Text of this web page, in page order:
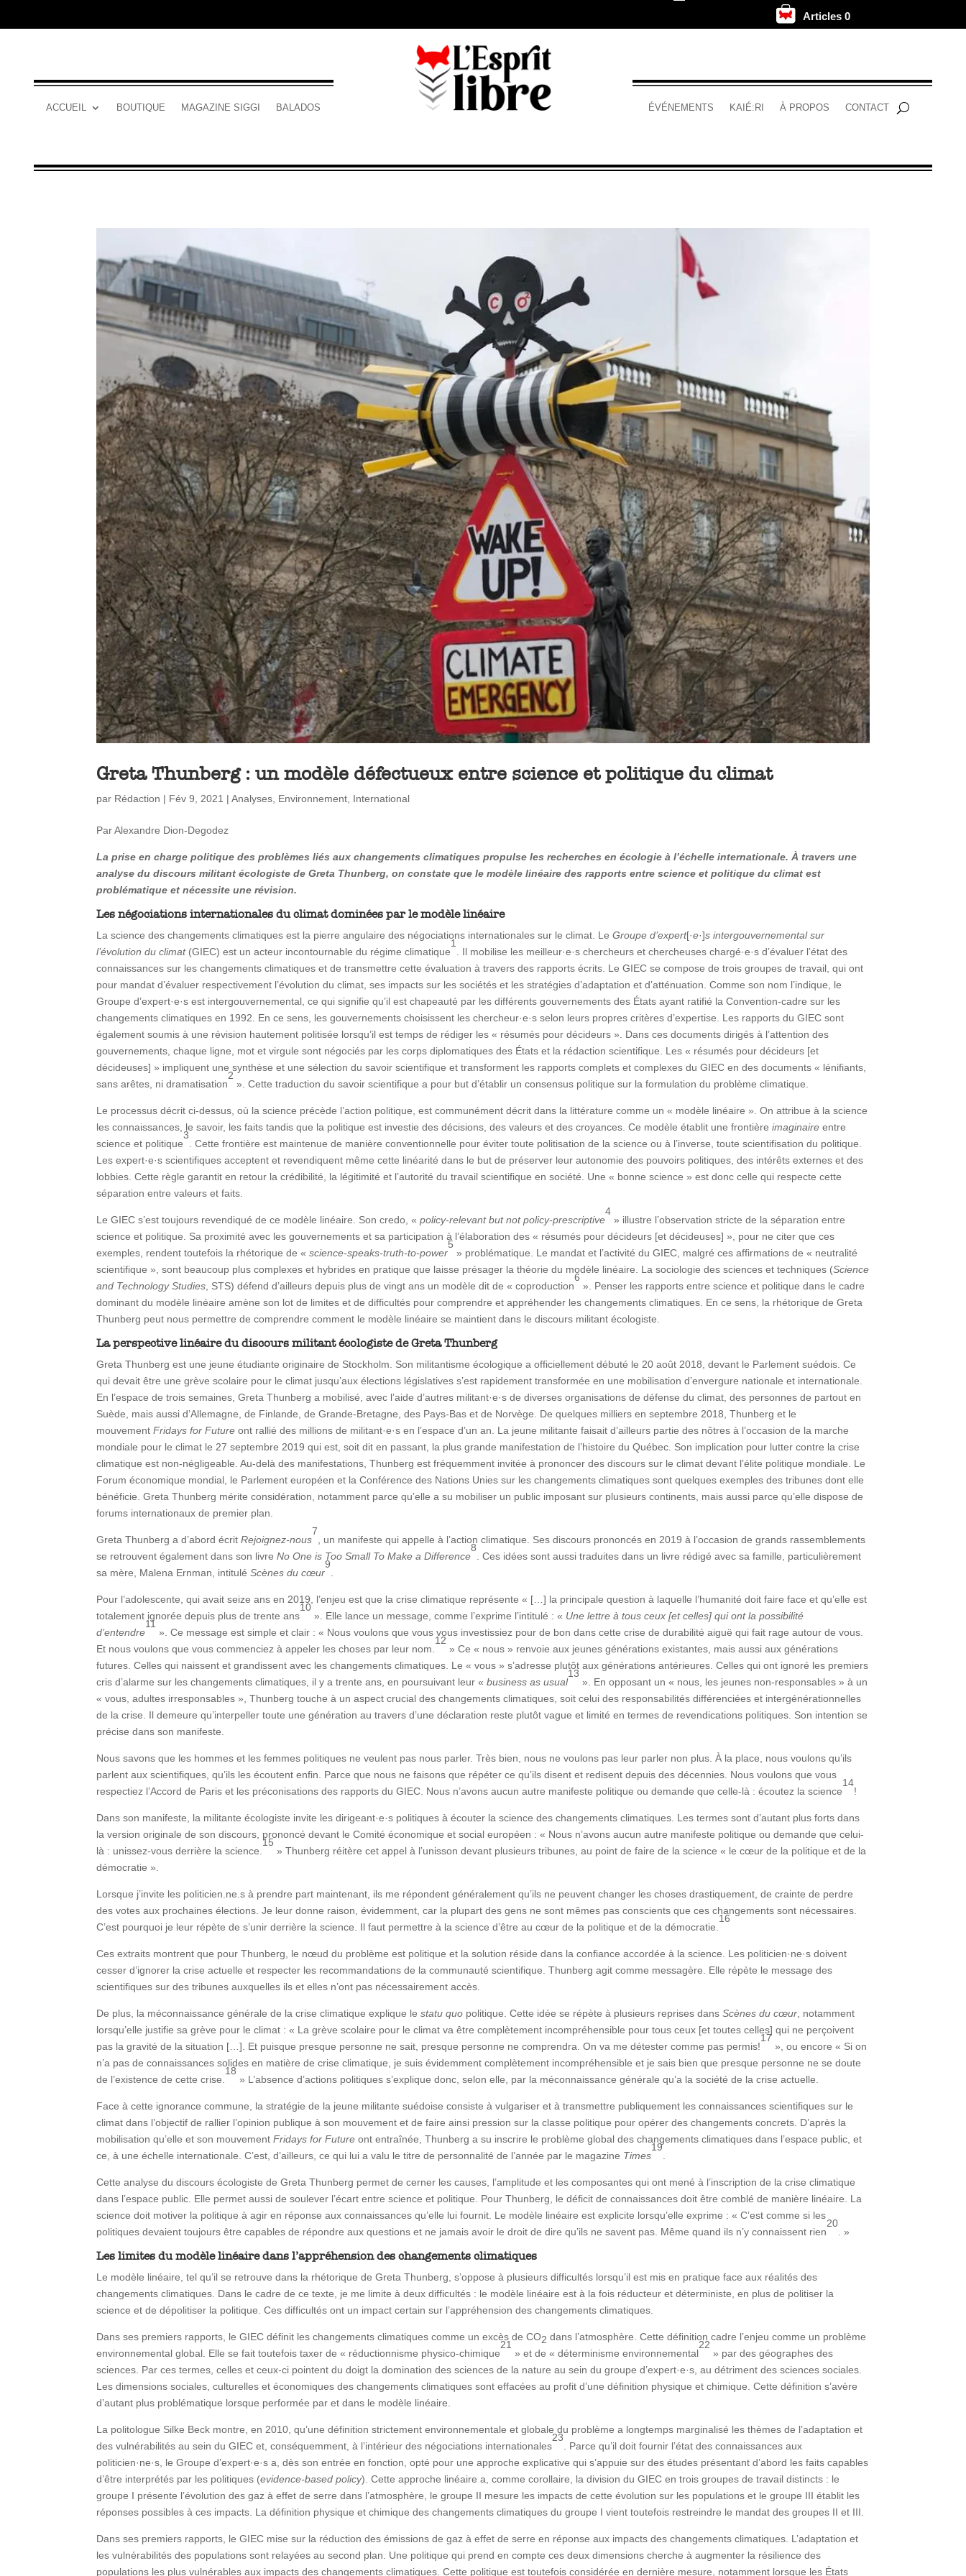
. Articles 0
ACCUEIL BOUTIQUE MAGAZINE SIGGI BALADOS ÉVÉNEMENTS KAIÉ:RI À PROPOS CONTACT
Greta Thunberg : un modèle défectueux entre science et politique du climat
par Rédaction | Fév 9, 2021 |Analyses Environnement International
Par Alexandre Dion-Degodez
La prise en charge politique des problèmes liés aux changements climatiques propulse les recherches en écologie à l’échelle internationale. À travers une
analyse du discours militant écologiste de Greta Thunberg, on constate que le modèle linéaire des rapports entre science et politique du climat est
problématique et nécessite une révision.
Les négociations internationales du climat dominées par le modèle linéaire
La science des changements climatiques est la pierre angulaire des négociations internationales sur le climat. LeGroupe d’expert[·e·]s intergouvernemental sur
l’évolution du climat(GIEC) est un acteur incontournable du régime climatique
1
. Il mobilise les meilleur·e·s chercheurs et chercheuses chargé·e·s d’évaluer l’état des
connaissances sur les changements climatiques et de transmettre cette évaluation à travers des rapports écrits. Le GIEC se compose de trois groupes de travail, qui ont
pour mandat d’évaluer respectivement l’évolution du climat, ses impacts sur les sociétés et les stratégies d’adaptation et d’atténuation. Comme son nom l’indique, le
Groupe d’expert·e·s est intergouvernemental, ce qui signifie qu’il est chapeauté par les différents gouvernements des États ayant ratifié la Convention-cadre sur les
changements climatiques en 1992. En ce sens, les gouvernements choisissent les chercheur·e·s selon leurs propres critères d’expertise. Les rapports du GIEC sont
également soumis à une révision hautement politisée lorsqu’il est temps de rédiger les « résumés pour décideurs ». Dans ces documents dirigés à l’attention des
gouvernements, chaque ligne, mot et virgule sont négociés par les corps diplomatiques des États et la rédaction scientifique. Les « résumés pour décideurs [et
décideuses] » impliquent une synthèse et une sélection du savoir scientifique et transforment les rapports complets et complexes du GIEC en des documents « lénifiants,
sans arêtes, ni dramatisation
2
». Cette traduction du savoir scientifique a pour but d’établir un consensus politique sur la formulation du problème climatique.
Le processus décrit ci-dessus, où la science précède l’action politique, est communément décrit dans la littérature comme un « modèle linéaire ». On attribue à la science
les connaissances, le savoir, les faits tandis que la politique est investie des décisions, des valeurs et des croyances. Ce modèle établit une frontièreimaginaire entre
science et politique
3
. Cette frontière est maintenue de manière conventionnelle pour éviter toute politisation de la science ou à l’inverse, toute scientifisation du politique.
Les expert·e·s scientifiques acceptent et revendiquent même cette linéarité dans le but de préserver leur autonomie des pouvoirs politiques, des intérêts externes et des
lobbies. Cette règle garantit en retour la crédibilité, la légitimité et l’autorité du travail scientifique en société. Une « bonne science » est donc celle qui respecte cette
séparation entre valeurs et faits.
Le GIEC s’est toujours revendiqué de ce modèle linéaire. Son credo, «policy-relevant but not policy-prescriptive
4
» illustre l’observation stricte de la séparation entre
science et politique. Sa proximité avec les gouvernements et sa participation à l’élaboration des « résumés pour décideurs [et décideuses] », pour ne citer que ces
exemples, rendent toutefois la rhétorique de « science-speaks-truth-to-power
5
» problématique. Le mandat et l’activité du GIEC, malgré ces affirmations de « neutralité
scientifique », sont beaucoup plus complexes et hybrides en pratique que laisse présager la théorie du modèle linéaire. La sociologie des sciences et techniques (Science
and Technology Studies , STS) défend d’ailleurs depuis plus de vingt ans un modèle dit de « coproduction
6
». Penser les rapports entre science et politique dans le cadre
dominant du modèle linéaire amène son lot de limites et de difficultés pour comprendre et appréhender les changements climatiques. En ce sens, la rhétorique de Greta
Thunberg peut nous permettre de comprendre comment le modèle linéaire se maintient dans le discours militant écologiste.
La perspective linéaire du discours militant écologiste de Greta Thunberg
Greta Thunberg est une jeune étudiante originaire de Stockholm. Son militantisme écologique a officiellement débuté le 20 août 2018, devant le Parlement suédois. Ce
qui devait être une grève scolaire pour le climat jusqu’aux élections législatives s’est rapidement transformée en une mobilisation d’envergure nationale et internationale.
En l’espace de trois semaines, Greta Thunberg a mobilisé, avec l’aide d’autres militant·e·s de diverses organisations de défense du climat, des personnes de partout en
Suède, mais aussi d’Allemagne, de Finlande, de Grande-Bretagne, des Pays-Bas et de Norvège. De quelques milliers en septembre 2018, Thunberg et le
mouvementFridays for Future ont rallié des millions de militant·e·s en l’espace d’un an. La jeune militante faisait d’ailleurs partie des nôtres à l’occasion de la marche
mondiale pour le climat le 27 septembre 2019 qui est, soit dit en passant, la plus grande manifestation de l’histoire du Québec. Son implication pour lutter contre la crise
climatique est non-négligeable. Au-delà des manifestations, Thunberg est fréquemment invitée à prononcer des discours sur le climat devant l’élite politique mondiale. Le
Forum économique mondial, le Parlement européen et la Conférence des Nations Unies sur les changements climatiques sont quelques exemples des tribunes dont elle
bénéficie. Greta Thunberg mérite considération, notamment parce qu’elle a su mobiliser un public imposant sur plusieurs continents, mais aussi parce qu’elle dispose de
forums internationaux de premier plan.
Greta Thunberg a d’abord écritRejoignez-nous
7
, un manifeste qui appelle à l’action climatique. Ses discours prononcés en 2019 à l’occasion de grands rassemblements
se retrouvent également dans son livreNo One is Too Small To Make a Difference
8
. Ces idées sont aussi traduites dans un livre rédigé avec sa famille, particulièrement
sa mère, Malena Ernman, intituléScènes du cœur
9
Pour l’adolescente, qui avait seize ans en 2019, l’enjeu est que la crise climatique représente « […] la principale question à laquelle l’humanité doit faire face et qu’elle est
totalement ignorée depuis plus de trente ans
10
». Elle lance un message, comme l’exprime l’intitulé : « Une lettre à tous ceux [et celles] qui ont la possibilité
d’entendre
11
». Ce message est simple et clair : « Nous voulons que vous vous investissiez pour de bon dans cette crise de durabilité aiguë qui fait rage autour de vous.
Et nous voulons que vous commenciez à appeler les choses par leur nom.
12
» Ce « nous » renvoie aux jeunes générations existantes, mais aussi aux générations
futures. Celles qui naissent et grandissent avec les changements climatiques. Le « vous » s’adresse plutôt aux générations antérieures. Celles qui ont ignoré les premiers
cris d’alarme sur les changements climatiques, il y a trente ans, en poursuivant leur «business as usual
13
». En opposant un « nous, les jeunes non-responsables » à un
« vous, adultes irresponsables », Thunberg touche à un aspect crucial des changements climatiques, soit celui des responsabilités différenciées et intergénérationnelles
de la crise. Il demeure qu’interpeller toute une génération au travers d’une déclaration reste plutôt vague et limité en termes de revendications politiques. Son intention se
précise dans son manifeste.
Nous savons que les hommes et les femmes politiques ne veulent pas nous parler. Très bien, nous ne voulons pas leur parler non plus. À la place, nous voulons qu’ils
parlent aux scientifiques, qu’ils les écoutent enfin. Parce que nous ne faisons que répéter ce qu’ils disent et redisent depuis des décennies. Nous voulons que vous
respectiez l’Accord de Paris et les préconisations des rapports du GIEC. Nous n’avons aucun autre manifeste politique ou demande que celle-là : écoutez la science
14
!
Dans son manifeste, la militante écologiste invite les dirigeant·e·s politiques à écouter la science des changements climatiques. Les termes sont d’autant plus forts dans
la version originale de son discours, prononcé devant le Comité économique et social européen : « Nous n’avons aucun autre manifeste politique ou demande que celui-
là : unissez-vous derrière la science.
15
» Thunberg réitère cet appel à l’unisson devant plusieurs tribunes, au point de faire de la science « le cœur de la politique et de la
démocratie ».
Lorsque j’invite les politicien.ne.s à prendre part maintenant, ils me répondent généralement qu’ils ne peuvent changer les choses drastiquement, de crainte de perdre
des votes aux prochaines élections. Je leur donne raison, évidemment, car la plupart des gens ne sont mêmes pas conscients que ces changements sont nécessaires.
C’est pourquoi je leur répète de s’unir derrière la science. Il faut permettre à la science d’être au cœur de la politique et de la démocratie.
16
Ces extraits montrent que pour Thunberg, le nœud du problème est politique et la solution réside dans la confiance accordée à la science. Les politicien·ne·s doivent
cesser d’ignorer la crise actuelle et respecter les recommandations de la communauté scientifique. Thunberg agit comme messagère. Elle répète le message des
scientifiques sur des tribunes auxquelles ils et elles n’ont pas nécessairement accès.
De plus, la méconnaissance générale de la crise climatique explique lestatu quo politique. Cette idée se répète à plusieurs reprises dansScènes du cœur , notamment
lorsqu’elle justifie sa grève pour le climat : « La grève scolaire pour le climat va être complètement incompréhensible pour tous ceux [et toutes celles] qui ne perçoivent
pas la gravité de la situation […]. Et puisque presque personne ne sait, presque personne ne comprendra. On va me détester comme pas permis!
17
», ou encore « Si on
n’a pas de connaissances solides en matière de crise climatique, je suis évidemment complètement incompréhensible et je sais bien que presque personne ne se doute
de l’existence de cette crise.
18
» L’absence d’actions politiques s’explique donc, selon elle, par la méconnaissance générale qu’a la société de la crise actuelle.
Face à cette ignorance commune, la stratégie de la jeune militante suédoise consiste à vulgariser et à transmettre publiquement les connaissances scientifiques sur le
climat dans l’objectif de rallier l’opinion publique à son mouvement et de faire ainsi pression sur la classe politique pour opérer des changements concrets. D’après la
mobilisation qu’elle et son mouvementFridays for Future ont entraînée, Thunberg a su inscrire le problème global des changements climatiques dans l’espace public, et
ce, à une échelle internationale. C’est, d’ailleurs, ce qui lui a valu le titre de personnalité de l’année par le magazine Times
19
Cette analyse du discours écologiste de Greta Thunberg permet de cerner les causes, l’amplitude et les composantes qui ont mené à l’inscription de la crise climatique
dans l’espace public. Elle permet aussi de soulever l’écart entre science et politique. Pour Thunberg, le déficit de connaissances doit être comblé de manière linéaire. La
science doit motiver la politique à agir en réponse aux connaissances qu’elle lui fournit. Le modèle linéaire est explicite lorsqu’elle exprime : « C’est comme si les
politiques devaient toujours être capables de répondre aux questions et ne jamais avoir le droit de dire qu’ils ne savent pas. Même quand ils n’y connaissent rien
20
. »
Les limites du modèle linéaire dans l’appréhension des changements climatiques
Le modèle linéaire, tel qu’il se retrouve dans la rhétorique de Greta Thunberg, s’oppose à plusieurs difficultés lorsqu’il est mis en pratique face aux réalités des
changements climatiques. Dans le cadre de ce texte, je me limite à deux difficultés : le modèle linéaire est à la fois réducteur et déterministe, en plus de politiser la
science et de dépolitiser la politique. Ces difficultés ont un impact certain sur l’appréhension des changements climatiques.
Dans ses premiers rapports, le GIEC définit les changements climatiques comme un excès de CO2 dans l’atmosphère. Cette définition cadre l’enjeu comme un problème
environnemental global. Elle se fait toutefois taxer de « réductionnisme physico-chimique
21
» et de « déterminisme environnemental
22
» par des géographes des
sciences. Par ces termes, celles et ceux-ci pointent du doigt la domination des sciences de la nature au sein du groupe d’expert·e·s, au détriment des sciences sociales.
Les dimensions sociales, culturelles et économiques des changements climatiques sont effacées au profit d’une définition physique et chimique. Cette définition s’avère
d’autant plus problématique lorsque performée par et dans le modèle linéaire.
La politologue Silke Beck montre, en 2010, qu’une définition strictement environnementale et globale du problème a longtemps marginalisé les thèmes de l’adaptation et
des vulnérabilités au sein du GIEC et, conséquemment, à l’intérieur des négociations internationales
23
. Parce qu’il doit fournir l’état des connaissances aux
politicien·ne·s, le Groupe d’expert·e·s a, dès son entrée en fonction, opté pour une approche explicative qui s’appuie sur des études présentant d’abord les faits capables
d’être interprétés par les politiques (evidence-based policy). Cette approche linéaire a, comme corollaire, la division du GIEC en trois groupes de travail distincts : le
groupe I présente l’évolution des gaz à effet de serre dans l’atmosphère, le groupe II mesure les impacts de cette évolution sur les populations et le groupe III établit les
réponses possibles à ces impacts. La définition physique et chimique des changements climatiques du groupe I vient toutefois restreindre le mandat des groupes II et III.
Dans ses premiers rapports, le GIEC mise sur la réduction des émissions de gaz à effet de serre en réponse aux impacts des changements climatiques. L’adaptation et
les vulnérabilités des populations sont relayées au second plan. Une politique qui prend en compte ces deux dimensions cherche à augmenter la résilience des
populations les plus vulnérables aux impacts des changements climatiques. Cette politique est toutefois considérée en dernière mesure, notamment lorsque les États